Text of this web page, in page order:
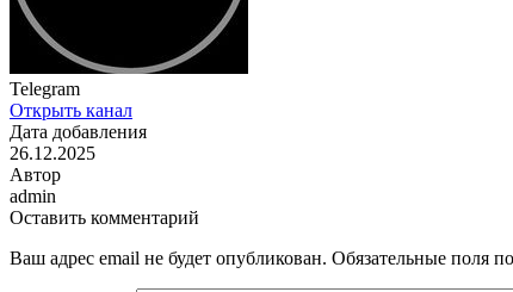
Telegram
Открыть канал
Дата добавления
26.12.2025
Автор
admin
Оставить комментарий
Ваш адрес email не будет опубликован. Обязательные поля